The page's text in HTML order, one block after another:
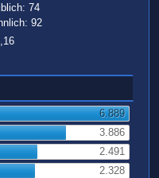
74
92
6.889
3.886
2.491
2.328